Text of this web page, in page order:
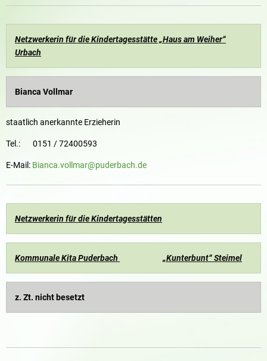
Netzwerkerin für die Kindertagesstätte „Haus am Weiher“
Urbach
Bianca Vollmar
staatlich anerkannte Erzieherin
Tel.: 0151 / 72400593
E-Mail: Bianca.vollmar@puderbach.de
Netzwerkerin für die Kindertagesstätten
Kommunale Kita Puderbach „Kunterbunt“ Steimel
z. Zt. nicht besetzt